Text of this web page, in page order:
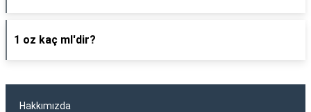
1 oz kaç ml'dir?
Hakkımızda